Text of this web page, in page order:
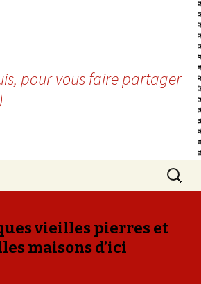
pour vous faire partager
vieilles pierres et
maisons d’ici